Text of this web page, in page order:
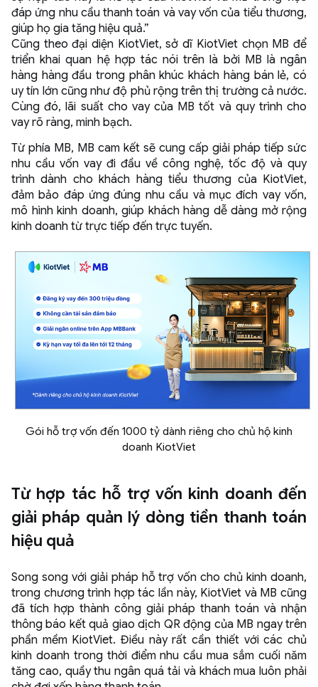
đáp ứng nhu cầu thanh toán và vay vốn của tiểu thương,
giúp họ gia tăng hiệu quả.”
Cũng theo đại diện KiotViet, sở dĩ KiotViet chọn MB để
triển khai quan hệ hợp tác nói trên là bởi MB là ngân
hàng hàng đầu trong phân khúc khách hàng bán lẻ, có
uy tín lớn cũng như độ phủ rộng trên thị trường cả nước.
Cùng đó, lãi suất cho vay của MB tốt và quy trình cho
vay rõ ràng, minh bạch.
Từ phía MB, MB cam kết sẽ cung cấp giải pháp tiếp sức
nhu cầu vốn vay đi đầu về công nghệ, tốc độ và quy
trình dành cho khách hàng tiểu thương của KiotViet,
đảm bảo đáp ứng đúng nhu cầu và mục đích vay vốn,
mô hình kinh doanh, giúp khách hàng dễ dàng mở rộng
kinh doanh từ trực tiếp đến trực tuyến.
Gói hỗ trợ vốn đến 1000 tỷ dành riêng cho chủ hộ kinh
doanh KiotViet
Từ hợp tác hỗ trợ vốn kinh doanh đến
giải pháp quản lý dòng tiền thanh toán
hiệu quả
Song song với giải pháp hỗ trợ vốn cho chủ kinh doanh,
trong chương trình hợp tác lần này, KiotViet và MB cũng
đã tích hợp thành công giải pháp thanh toán và nhận
thông báo kết quả giao dịch QR động của MB ngay trên
phần mềm KiotViet. Điều này rất cần thiết với các chủ
kinh doanh trong thời điểm nhu cầu mua sắm cuối năm
tăng cao, quầy thu ngân quá tải và khách mua luôn phải